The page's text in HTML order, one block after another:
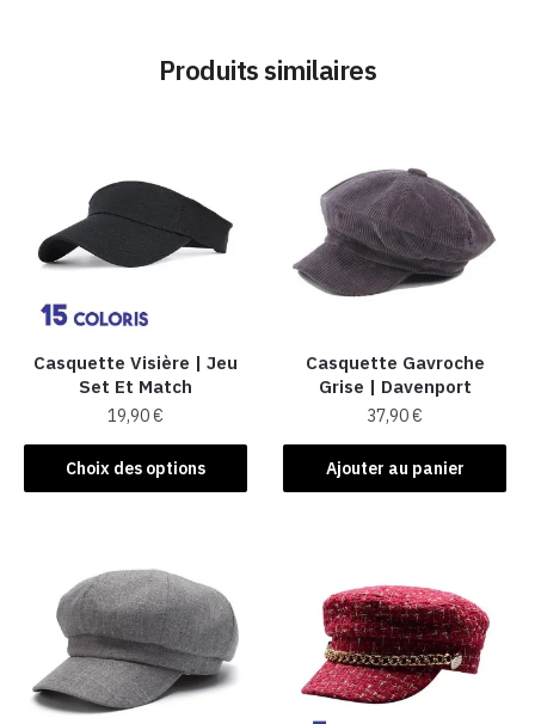
Produits similaires
Casquette Visière | Jeu
Set Et Match
19,90€
Choix des options
Ce
produit
variations.
Les
options
peuvent
être
Casquette Gavroche
Grise | Davenport
37,90€
Ajouter au panier